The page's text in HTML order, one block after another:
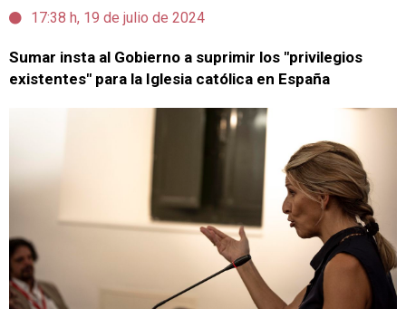
17:38 h, 19 de julio de 2024
Sumar insta al Gobierno a suprimir los "privilegios
existentes" para la Iglesia católica en España